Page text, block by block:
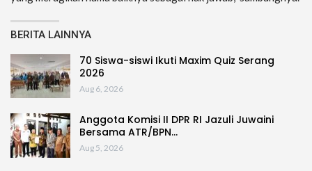
BERITA LAINNYA
70 Siswa-siswi Ikuti Maxim Quiz Serang
2026
Aug 6, 2026
Anggota Komisi II DPR RI Jazuli Juwaini
Bersama ATR/BPN…
Aug 5, 2026